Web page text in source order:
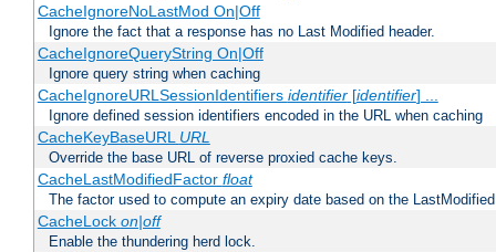
CacheIgnoreNoLastMod On|Off
Ignore the fact that a response has no Last Modified header.
CacheIgnoreQueryString On|Off
Ignore query string when caching
CacheIgnoreURLSessionIdentifiers identifier[identifier] ...
Ignore defined session identifiers encoded in the URL when caching
CacheKeyBaseURL URL
Override the base URL of reverse proxied cache keys.
CacheLastModifiedFactor float
The factor used to compute an expiry date based on the
CacheLock on|off
Enable the thundering herd lock.